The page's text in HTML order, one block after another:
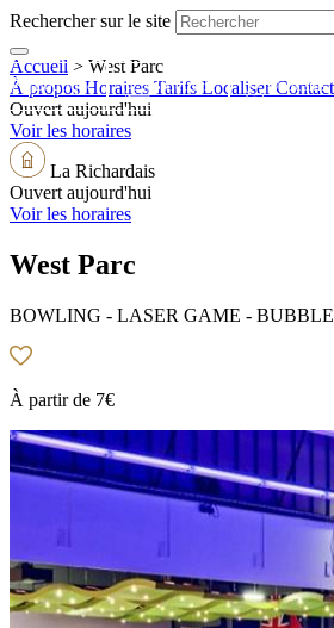
Rechercher sur le site
Boutique Billetterie Webcams
Accueil > West Parc
À propos Horaires Tarifs Localiser Contact
Ouvert aujourd'hui
Voir les horaires
La Richardais
Ouvert aujourd'hui
Voir les horaires
West Parc
BOWLING - LASER GAME - BUBBLE
À partir de 7€